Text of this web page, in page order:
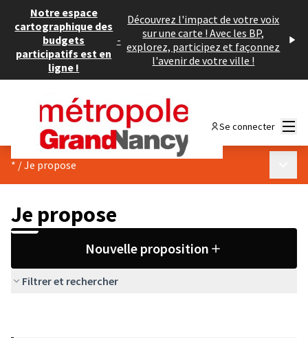
Notre espace
cartographique des
budgets
participatifs est en
ligne !
-
Découvrez l'impact de votre voix
sur une carte ! Avec les BP,
explorez, participez et façonnez
l'avenir de votre ville !
Se connecter
* /Je propose
Je propose
Nouvelle proposition
Filtrer et rechercher